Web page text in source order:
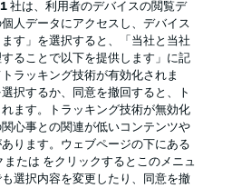
優先設定を管理する
放送局
社は、利用者のデバイスの閲覧デ
人データにアクセスし、デバイス
す」を選択すると、「当社と当社
ることで以下を提供します」に記
ラッキング技術が有効化されま
択するか、同意を撤回すると、ト
ます。トラッキング技術が無効化
心事との関連が低いコンテンツや
ります。ウェブページの下にある
たは をクリックするとこのメニュ
選択内容を変更したり、同意を撤